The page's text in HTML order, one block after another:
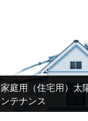
家庭用（住宅用）太
ンテナンス